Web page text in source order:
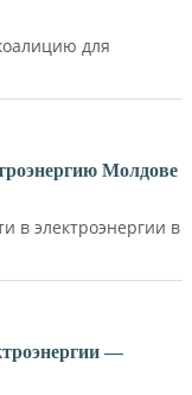
для
Молдове
в электроэнергии в
—